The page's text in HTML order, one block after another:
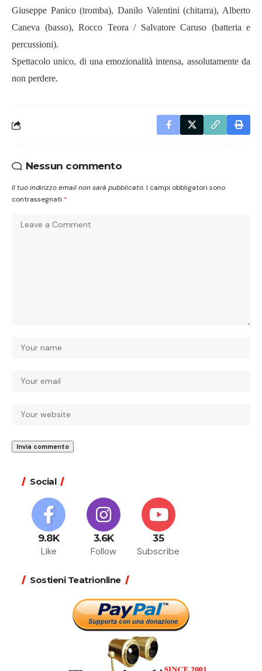
Giuseppe Panico (tromba), Danilo Valentini (chitarra), Alberto
Caneva (basso), Rocco Teora / Salvatore Caruso (batteria e
percussioni).
Spettacolo unico, di una emozionalità intensa, assolutamente da
non perdere.
Nessun commento
Il tuo indirizzo email non sarà pubblicato. I campi obbligatori sono
contrassegnati *
Social
9.8K
Like
3.6K
Follow
35
Subscribe
Sostieni Teatrionline